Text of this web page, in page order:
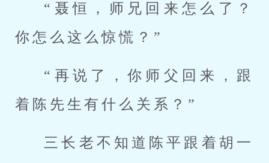
“聂恒，师兄回来怎么了？
你怎么这么惊慌？”
“再说了，你师父回来，跟
着陈先生有什么关系？”
三长老不知道陈平跟着胡一